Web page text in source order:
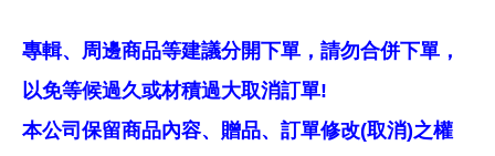
專輯、周邊商品等建議分開下單，請勿合併下單，
以免等候過久或材積過大取消訂單!
本公司保留商品內容、贈品、訂單修改(取消)之權